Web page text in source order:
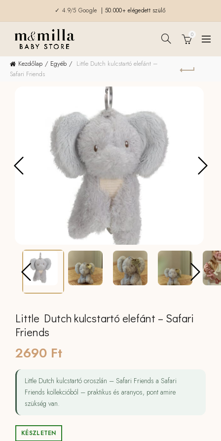
✓ 4.9/5 Google | 50.000+ elégedett szülő
0
Kezdőlap Egyéb
Little Dutch kulcstartó elefánt –
Safari Friends
Little Dutch kulcstartó elefánt – Safari
Friends
2690 Ft
Little Dutch kulcstartó oroszlán – Safari Friends a Safari
Friends kollekcióból – praktikus és aranyos, pont amire
szükség van.
KÉSZLETEN